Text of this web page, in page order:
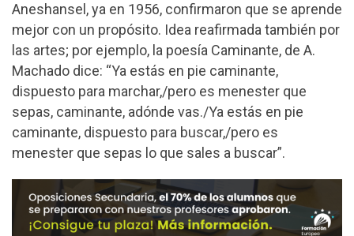
Aneshansel, ya en 1956, confirmaron que se aprende
mejor con un propósito. Idea reafirmada también por
las artes; por ejemplo, la poesía Caminante, de A.
Machado dice: “Ya estás en pie caminante,
dispuesto para marchar,/pero es menester que
sepas, caminante, adónde vas./Ya estás en pie
caminante, dispuesto para buscar,/pero es
menester que sepas lo que sales a buscar”.